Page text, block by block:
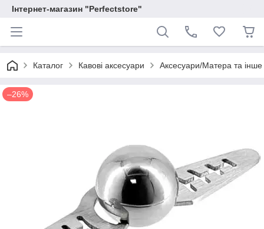
Інтернет-магазин "Perfectstore"
Каталог Кавові аксесуари Аксесуари/Матера та інше
–26%